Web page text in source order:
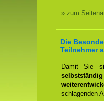
» zum
Die
Teilnehmer
Damit Sie
schlagenden